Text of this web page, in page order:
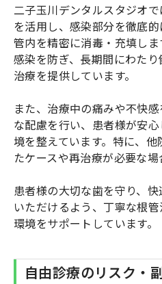
二子玉川デンタルスタジオ
を活用し、感染部分を徹底
管内を精密に消毒・充填し
感染を防ぎ、長期間にわた
治療を提供しています。
また、治療中の痛みや不快
な配慮を行い、患者様が安
境を整えています。特に、
たケースや再治療が必要な場
患者様の大切な歯を守り、
いただけるよう、丁寧な根
環境をサポートしています。
自由診療のリスク・